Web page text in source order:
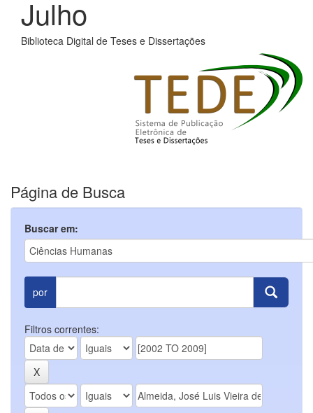
Julho
Biblioteca Digital de Teses e Dissertações
Página de Busca
Buscar em:
por
Filtros correntes: